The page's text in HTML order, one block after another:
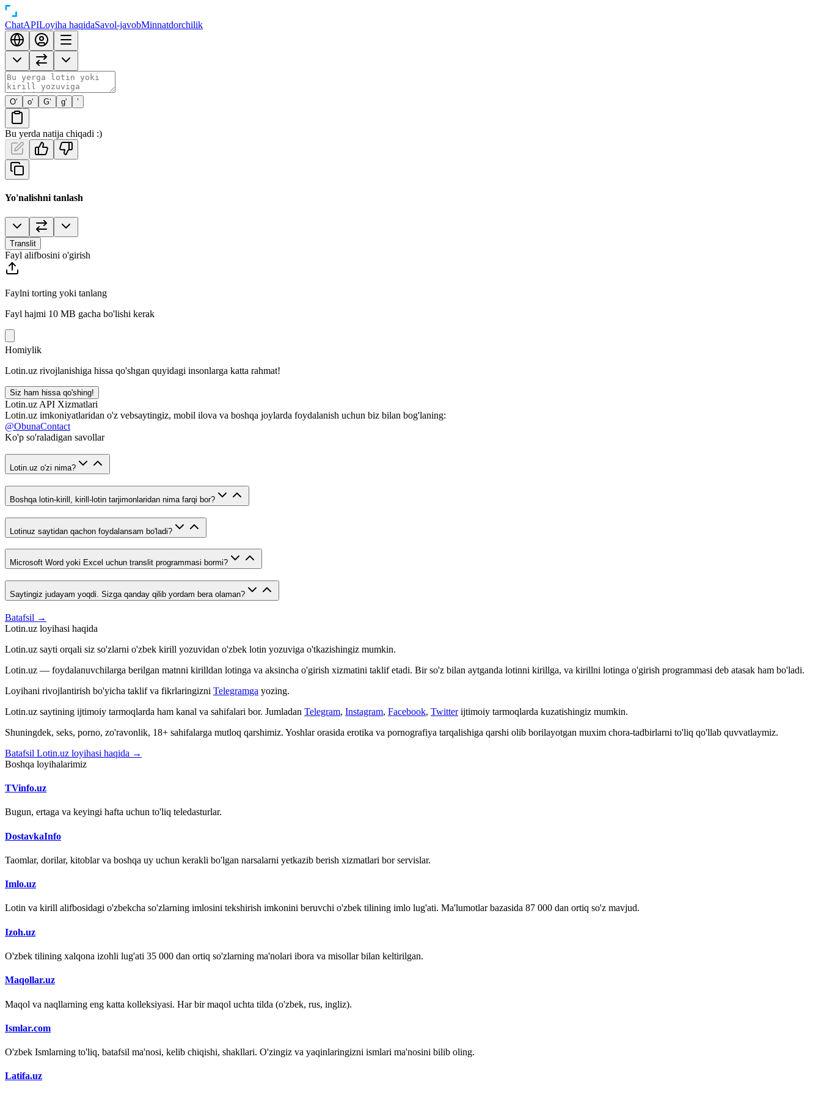
ChatAPILoyiha haqidaSavol-javobMinnatdorchilik
O‘ o‘ G‘ g‘ ’
Bu yerda natija chiqadi :)
Yo'nalishni tanlash
Translit
Fayl alifbosini o'girish
Faylni torting yoki tanlang
Fayl hajmi 10 MB gacha bo'lishi kerak
Homiylik
Lotin.uz rivojlanishiga hissa qo'shgan quyidagi insonlarga katta rahmat!
Siz ham hissa qo'shing!
Lotin.uz API Xizmatlari
Lotin.uz imkoniyatlaridan o'z vebsaytingiz, mobil ilova va boshqa joylarda foydalanish uchun biz bilan bog'laning:
@ObunaContact
Ko'p so'raladigan savollar
Lotin.uz o'zi nima?
Boshqa lotin-kirill, kirill-lotin tarjimonlaridan nima farqi bor?
Lotinuz saytidan qachon foydalansam bo'ladi?
Microsoft Word yoki Excel uchun translit programmasi bormi?
Saytingiz judayam yoqdi. Sizga qanday qilib yordam bera olaman?
Batafsil →
Lotin.uz loyihasi haqida
Lotin.uz sayti orqali siz so'zlarni o'zbek kirill yozuvidan o'zbek lotin yozuviga o'tkazishingiz mumkin.
Lotin.uz — foydalanuvchilarga berilgan matnni kirilldan lotinga va aksincha o'girish xizmatini taklif etadi. Bir so'z bilan aytganda lotinni kirillga, va kirillni lotinga o'girish programmasi deb atasak ham bo'ladi.
Loyihani rivojlantirish bo'yicha taklif va fikrlaringizni Telegramga yozing.
Lotin.uz saytining ijtimoiy tarmoqlarda ham kanal va sahifalari bor. Jumladan Telegram, Instagram, Facebook, Twitter ijtimoiy tarmoqlarda kuzatishingiz mumkin.
Shuningdek, seks, porno, zo'ravonlik, 18+ sahifalarga mutloq qarshimiz. Yoshlar orasida erotika va pornografiya tarqalishiga qarshi olib borilayotgan muxim chora-tadbirlarni to'liq qo'llab quvvatlaymiz.
Batafsil Lotin.uz loyihasi haqida →
Boshqa loyihalarimiz
TVinfo.uz
Bugun, ertaga va keyingi hafta uchun to'liq teledasturlar.
DostavkaInfo
Taomlar, dorilar, kitoblar va boshqa uy uchun kerakli bo'lgan narsalarni yetkazib berish xizmatlari bor servislar.
Imlo.uz
Lotin va kirill alifbosidagi o'zbekcha so'zlarning imlosini tekshirish imkonini beruvchi o'zbek tilining imlo lug'ati. Ma'lumotlar bazasida 87 000 dan ortiq so'z mavjud.
Izoh.uz
O'zbek tilining xalqona izohli lug'ati 35 000 dan ortiq so'zlarning ma'nolari ibora va misollar bilan keltirilgan.
Maqollar.uz
Maqol va naqllarning eng katta kolleksiyasi. Har bir maqol uchta tilda (o'zbek, rus, ingliz).
Ismlar.com
O'zbek Ismlarning to'liq, batafsil ma'nosi, kelib chiqishi, shakllari. O'zingiz va yaqinlaringizni ismlari ma'nosini bilib oling.
Latifa.uz